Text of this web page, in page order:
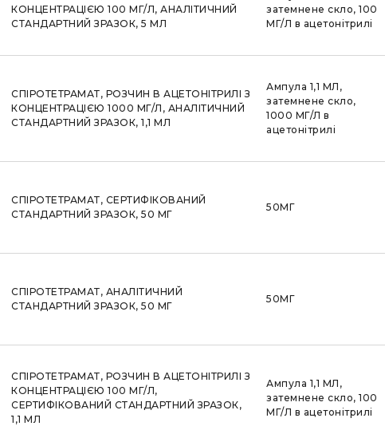
КОНЦЕНТРАЦІЄЮ 100 МГ/Л, АНАЛІТИЧНИЙ
СТАНДАРТНИЙ ЗРАЗОК, 5 МЛ
затемнене скло, 100
МГ/Л в ацетонітрилі
СПІРОТЕТРАМАТ, РОЗЧИН В АЦЕТОНІТРИЛІ З
КОНЦЕНТРАЦІЄЮ 1000 МГ/Л, АНАЛІТИЧНИЙ
СТАНДАРТНИЙ ЗРАЗОК, 1,1 МЛ
Ампула 1,1 МЛ,
затемнене скло,
1000 МГ/Л в
ацетонітрилі
СПІРОТЕТРАМАТ, СЕРТИФІКОВАНИЙ
СТАНДАРТНИЙ ЗРАЗОК, 50 МГ
50МГ
СПІРОТЕТРАМАТ, АНАЛІТИЧНИЙ
СТАНДАРТНИЙ ЗРАЗОК, 50 МГ
50МГ
СПІРОТЕТРАМАТ, РОЗЧИН В АЦЕТОНІТРИЛІ З
КОНЦЕНТРАЦІЄЮ 100 МГ/Л,
СЕРТИФІКОВАНИЙ СТАНДАРТНИЙ ЗРАЗОК,
1,1 МЛ
Ампула 1,1 МЛ,
затемнене скло, 100
МГ/Л в ацетонітрилі